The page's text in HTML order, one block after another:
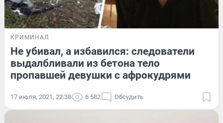
КРИМИНАЛ
Не убивал, а избавился: следователи
выдалбливали из бетона тело
пропавшей девушки с афрокудрями
17 июля, 2021, 22:38 6 582 Обсудить